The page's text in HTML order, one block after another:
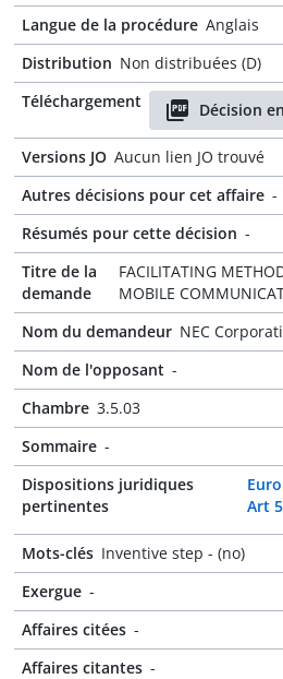
Langue de la procédure Anglais
Distribution Non distribuées (D)
Téléchargement
Décision
Versions JO Aucun lien JO trouvé
Autres décisions pour cet affaire -
Résumés pour cette décision -
Titre de la
demande
FACILITATING
MOBILE
Nom du demandeur NEC
Nom de l'opposant -
Chambre 3.5.03
Sommaire -
Dispositions juridiques
pertinentes
Art
Mots-clés Inventive step - (no)
Exergue -
Affaires citées -
Affaires citantes -